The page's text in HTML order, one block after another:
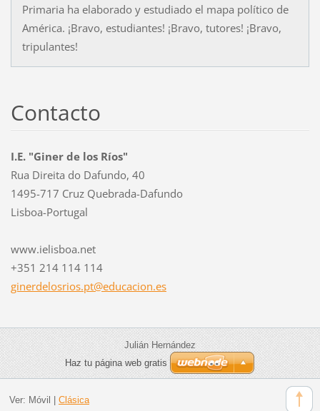
Primaria ha elaborado y estudiado el mapa político de
América. ¡Bravo, estudiantes! ¡Bravo, tutores! ¡Bravo,
tripulantes!
Contacto
I.E. "Giner de los Ríos"
Rua Direita do Dafundo, 40
1495-717 Cruz Quebrada-Dafundo
Lisboa-Portugal
www.ielisboa.net
+351 214 114 114
ginerdelosrios.pt@educacion.es
Julián Hernández
Haz tu página web gratis
Ver: Móvil Clásica